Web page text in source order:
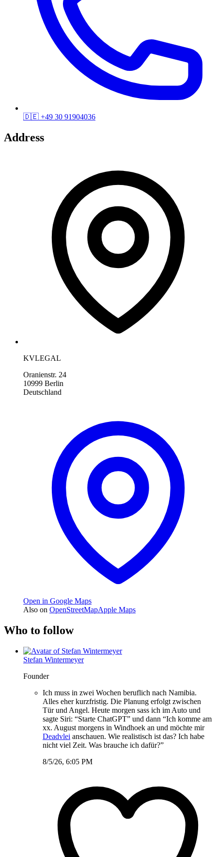
🇩🇪 +49 30 91904036
Address
KVLEGAL
Oranienstr. 24
10999 Berlin
Deutschland
Open in Google Maps
Also on OpenStreetMapApple Maps
Who to follow
Stefan Wintermeyer
Founder
Ich muss in zwei Wochen beruflich nach Namibia.
Alles eher kurzfristig. Die Planung erfolgt zwischen
Tür und Angel. Heute morgen sass ich im Auto und
sagte Siri: “Starte ChatGPT” und dann “Ich komme am
xx. August morgens in Windhoek an und möchte mir
Deadvlei anschauen. Wie realistisch ist das? Ich habe
nicht viel Zeit. Was brauche ich dafür?”
8/5/26, 6:05 PM